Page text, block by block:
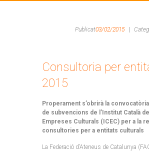
Publicat03/02/2015
Consultoria per
2015
Properament s’obrirà la convocatòria
de subvencions de l’Institut Català
Empreses Culturals (ICEC) per a la
consultories per a entitats culturals
La Federació d’Ateneus de Catalunya